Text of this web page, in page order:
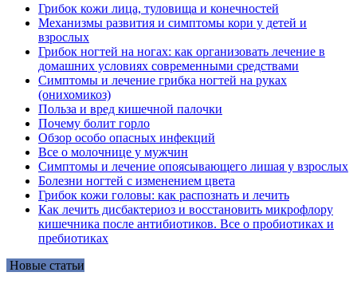
Грибок кожи лица, туловища и конечностей
Механизмы развития и симптомы кори у детей и
взрослых
Грибок ногтей на ногах: как организовать лечение в
домашних условиях современными средствами
Симптомы и лечение грибка ногтей на руках
(онихомикоз)
Польза и вред кишечной палочки
Почему болит горло
Обзор особо опасных инфекций
Все о молочнице у мужчин
Симптомы и лечение опоясывающего лишая у взрослых
Болезни ногтей с изменением цвета
Грибок кожи головы: как распознать и лечить
Как лечить дисбактериоз и восстановить микрофлору
кишечника после антибиотиков. Все о пробиотиках и
пребиотиках
Новые статьи